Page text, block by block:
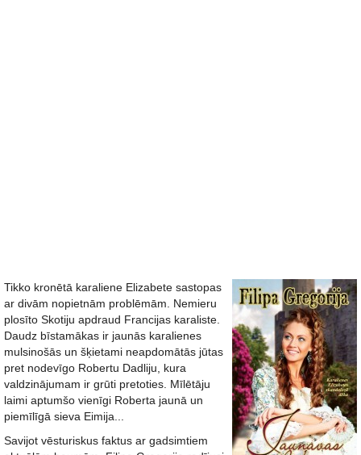
Tikko kronētā karaliene Elizabete sastopas
ar divām nopietnām problēmām. Nemieru
plosīto Skotiju apdraud Francijas karaliste.
Daudz bīstamākas ir jaunās karalienes
mulsinošās un šķietami neapdomātās jūtas
pret nodevīgo Robertu Dadliju, kura
valdzinājumam ir grūti pretoties. Mīlētāju
laimi aptumšo vienīgi Roberta jaunā un
piemīlīgā sieva Eimija...
Savijot vēsturiskus faktus ar gadsimtiem